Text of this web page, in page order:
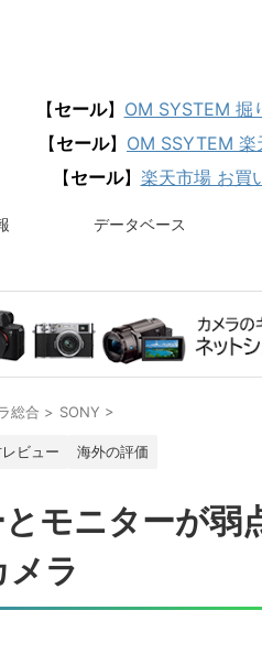
【セール】 OM SYSTEM
【セール】 OM SSYTEM
【セール】 楽天市場 お買
データベース
総合 > SONY >
ビュー 海外の評価
モニターが弱
ラ